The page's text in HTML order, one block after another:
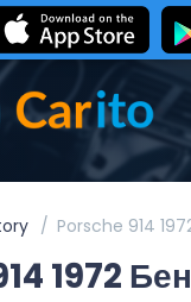
Porsche 914
1972